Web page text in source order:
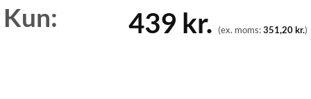
Kun: 439 kr. (ex. moms:351,20kr.)